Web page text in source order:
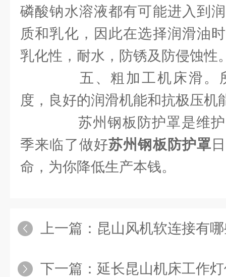
磷酸钠水溶液都有可能进入到
质和乳化，因此在选择润滑油
乳化性，耐水，防锈及防侵蚀性
五、粗加工机床滑。
度，良好的润滑机能和抗极压机
苏州钢板防护罩是维护
季来临了做好苏州钢板防护罩
命，为你降低生产本钱。
上一篇： 昆山风机软连接有
下一篇： 延长昆山机床工作灯使